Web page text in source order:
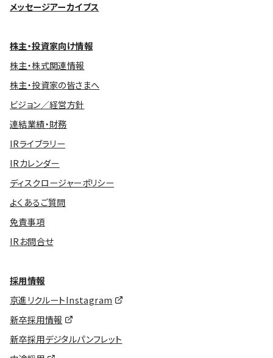
メッセージアーカイブス
株主・投資家向け情報
株主・株式関連情報
株主・投資家の皆さまへ
ビジョン／経営方針
連結業績・財務
IRライブラリー
IRカレンダー
ディスクロージャーポリシー
よくあるご質問
免責事項
IRお問合せ
採用情報
京進リクルートInstagram
新卒採用情報
新卒採用デジタルパンフレット